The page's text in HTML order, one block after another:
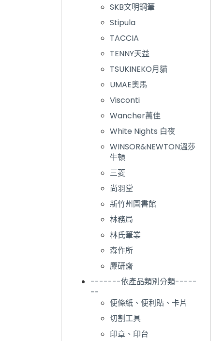
SKB文明鋼筆
Stipula
TACCIA
TENNY天益
TSUKINEKO月貓
UMAE奧馬
Visconti
Wancher萬佳
White Nights 白夜
WINSOR&NEWTON溫莎
牛頓
三菱
尚羽堂
新竹州圖書館
林務局
林氏筆業
森作所
麋研齋
-------依產品類別分類-----
--
便條紙、便利貼、卡片
切割工具
印章、印台